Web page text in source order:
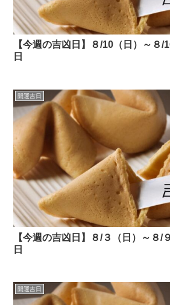
【今週の吉凶日】８/10（日）～８/
日
開運吉日
【今週の吉凶日】８/３（日）～８/
日
開運吉日